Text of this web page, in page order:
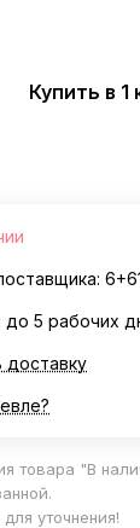
Купить в 1
до 5 рабочих
доставку
товара "В
уточнения!